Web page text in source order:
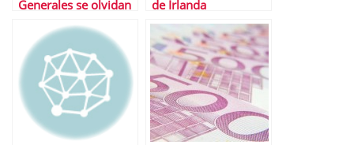
Generales se olvidan
impuestos
de Irlanda